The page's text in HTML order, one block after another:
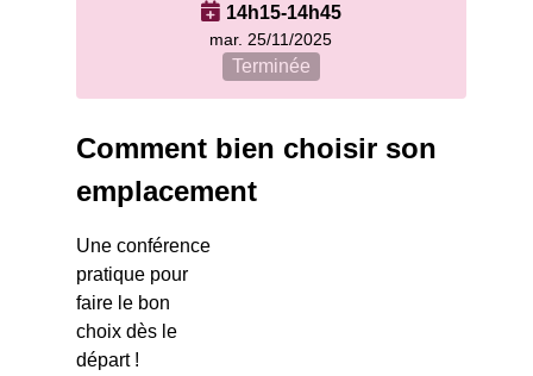
14h15-14h45
mar. 25/11/2025
Terminée
Comment bien choisir son
emplacement
Une conférence
pratique pour
faire le bon
choix dès le
départ !